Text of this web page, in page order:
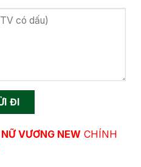
NỮ VƯƠNG NEW CHÍNH